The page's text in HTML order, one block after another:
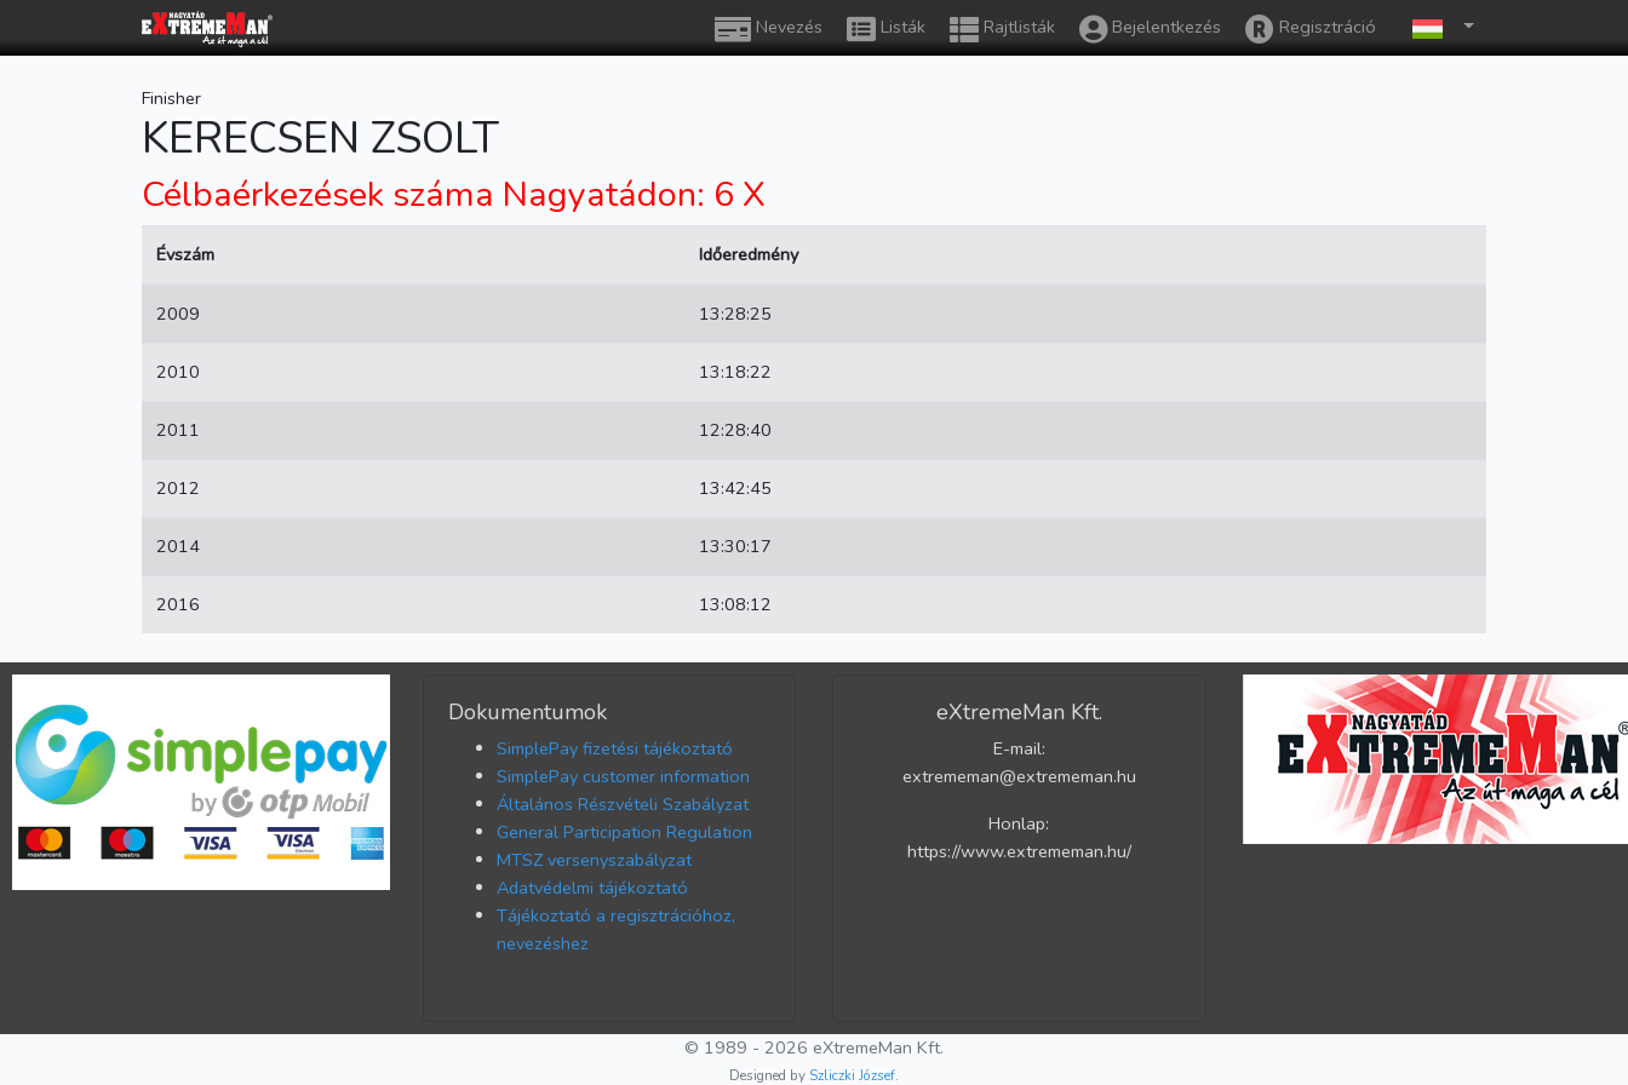
Nevezés Listák Rajtlisták Bejelentkezés Regisztráció
Finisher
KERECSEN ZSOLT
Célbaérkezések száma Nagyatádon: 6 X
Évszám Időeredmény
2009 13:28:25
2010 13:18:22
2011 12:28:40
2012 13:42:45
2014 13:30:17
2016 13:08:12
Dokumentumok
SimplePay fizetési tájékoztató
SimplePay customer information
Általános Részvételi Szabályzat
General Participation Regulation
MTSZ versenyszabályzat
Adatvédelmi tájékoztató
Tájékoztató a regisztrációhoz,
nevezéshez
eXtremeMan Kft.
E-mail:
extrememan@extrememan.hu
Honlap:
https://www.extrememan.hu/
© 1989 - 2026 eXtremeMan Kft.
Designed by Szliczki József.